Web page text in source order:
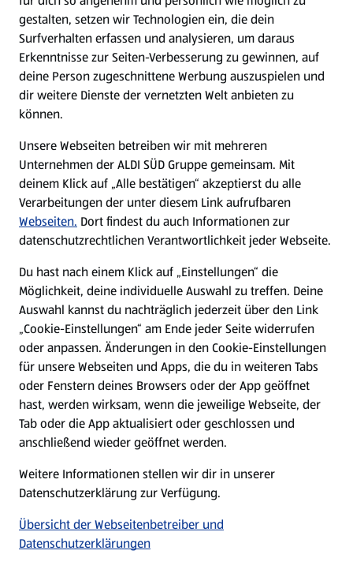
Über ALDI SÜD
Filialen
Nachhaltigkeit
Karriere
Presse
Hilfe & Kontakt
(öffnet in einem neuen Tab)
Unternehmen
Folge uns hier:
gestalten, setzen wir Technologien ein, die dein
Surfverhalten erfassen und analysieren, um daraus
Erkenntnisse zur Seiten-Verbesserung zu gewinnen, auf
deine Person zugeschnittene Werbung auszuspielen und
dir weitere Dienste der vernetzten Welt anbieten zu
können.
Unsere Webseiten betreiben wir mit mehreren
Unternehmen der ALDI SÜD Gruppe gemeinsam. Mit
deinem Klick auf „Alle bestätigen“ akzeptierst du alle
Verarbeitungen der unter diesem Link aufrufbaren
Webseiten. Dort findest du auch Informationen zur
datenschutzrechtlichen Verantwortlichkeit jeder Webseite.
Du hast nach einem Klick auf „Einstellungen“ die
Möglichkeit, deine individuelle Auswahl zu treffen. Deine
Auswahl kannst du nachträglich jederzeit über den Link
„Cookie-Einstellungen“ am Ende jeder Seite widerrufen
oder anpassen. Änderungen in den Cookie-Einstellungen
für unsere Webseiten und Apps, die du in weiteren Tabs
oder Fenstern deines Browsers oder der App geöffnet
hast, werden wirksam, wenn die jeweilige Webseite, der
Tab oder die App aktualisiert oder geschlossen und
anschließend wieder geöffnet werden.
Weitere Informationen stellen wir dir in unserer
Datenschutzerklärung zur Verfügung.
Übersicht der Webseitenbetreiber und
Datenschutzerklärungen